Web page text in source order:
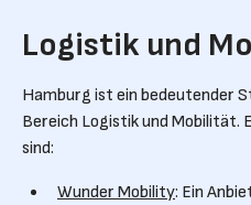
Logistik und
Hamburg ist ein bedeutender
Bereich Logistik und Mobilität.
sind:
Wunder Mobility: Ein